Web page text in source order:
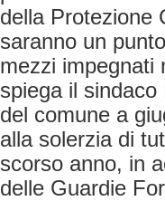
della Protezione
saranno un
mezzi impegnati
spiega il sindaco
del comune a
alla solerzia di
scorso anno, in
delle Guardie